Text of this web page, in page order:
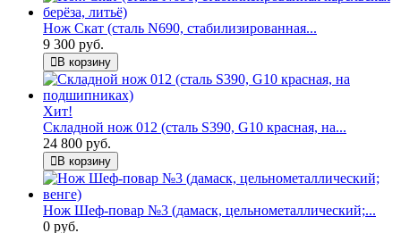
Нож Скат (сталь N690, стабилизированная...
9 300 руб.
В корзину
Хит!
Складной нож 012 (сталь S390, G10 красная, на...
24 800 руб.
В корзину
Нож Шеф-повар №3 (дамаск, цельнометаллический;...
0 руб.